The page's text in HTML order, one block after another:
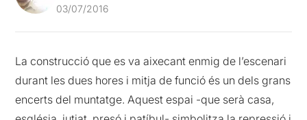
03/07/2016
La construcció que es va aixecant enmig de l’escenari
durant les dues hores i mitja de funció és un dels grans
encerts del muntatge. Aquest espai -que serà casa,